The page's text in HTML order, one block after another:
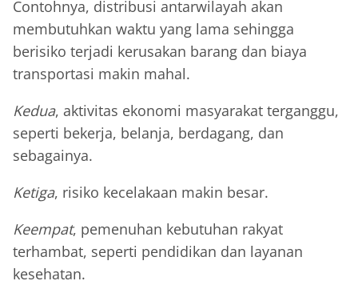
Contohnya, distribusi antarwilayah akan
membutuhkan waktu yang lama sehingga
berisiko terjadi kerusakan barang dan biaya
transportasi makin mahal.
Kedua, aktivitas ekonomi masyarakat terganggu,
seperti bekerja, belanja, berdagang, dan
sebagainya.
Ketiga, risiko kecelakaan makin besar.
Keempat, pemenuhan kebutuhan rakyat
terhambat, seperti pendidikan dan layanan
kesehatan.